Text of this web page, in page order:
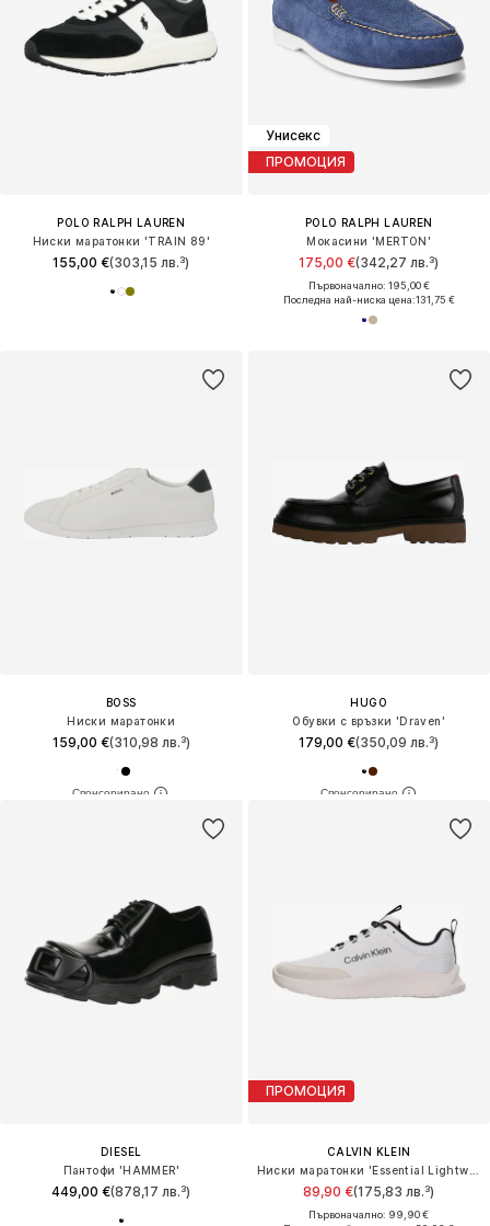
POLO RALPH LAUREN
Ниски маратонки 'TRAIN 89'
155,00 €(303,15 лв.³)
Унисекс
ПРОМОЦИЯ
POLO RALPH LAUREN
Мокасини 'MERTON'
175,00 €(342,27 лв.³)
Първоначално: 195,00 €
Последна най-ниска цена:131,75 €
BOSS
Ниски маратонки
159,00 €(310,98 лв.³)
HUGO
Обувки с връзки 'Draven'
179,00 €(350,09 лв.³)
DIESEL
Пантофи 'HAMMER'
449,00 €(878,17 лв.³)
ПРОМОЦИЯ
CALVIN KLEIN
89,90 €(175,83 лв.³)
Първоначално: 99,90 €